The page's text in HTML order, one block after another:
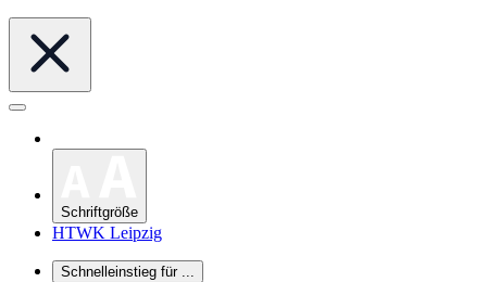
Schriftgröße
HTWK Leipzig
Schnelleinstieg für ...